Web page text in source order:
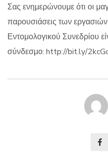
Σας ενημερώνουμε ότι οι
παρουσιάσεις των
Εντομολογικού Συνεδρίου
σύνδεσμο: http://bit.ly/